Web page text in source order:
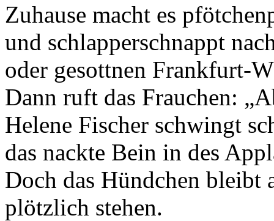
Zuhause macht es
und schlapperschnappt
oder gesottnen Frankfurt-
Dann ruft das Frauchen:
Helene Fischer schwingt
das nackte Bein in des
Doch das Hündchen bleibt
plötzlich stehen.